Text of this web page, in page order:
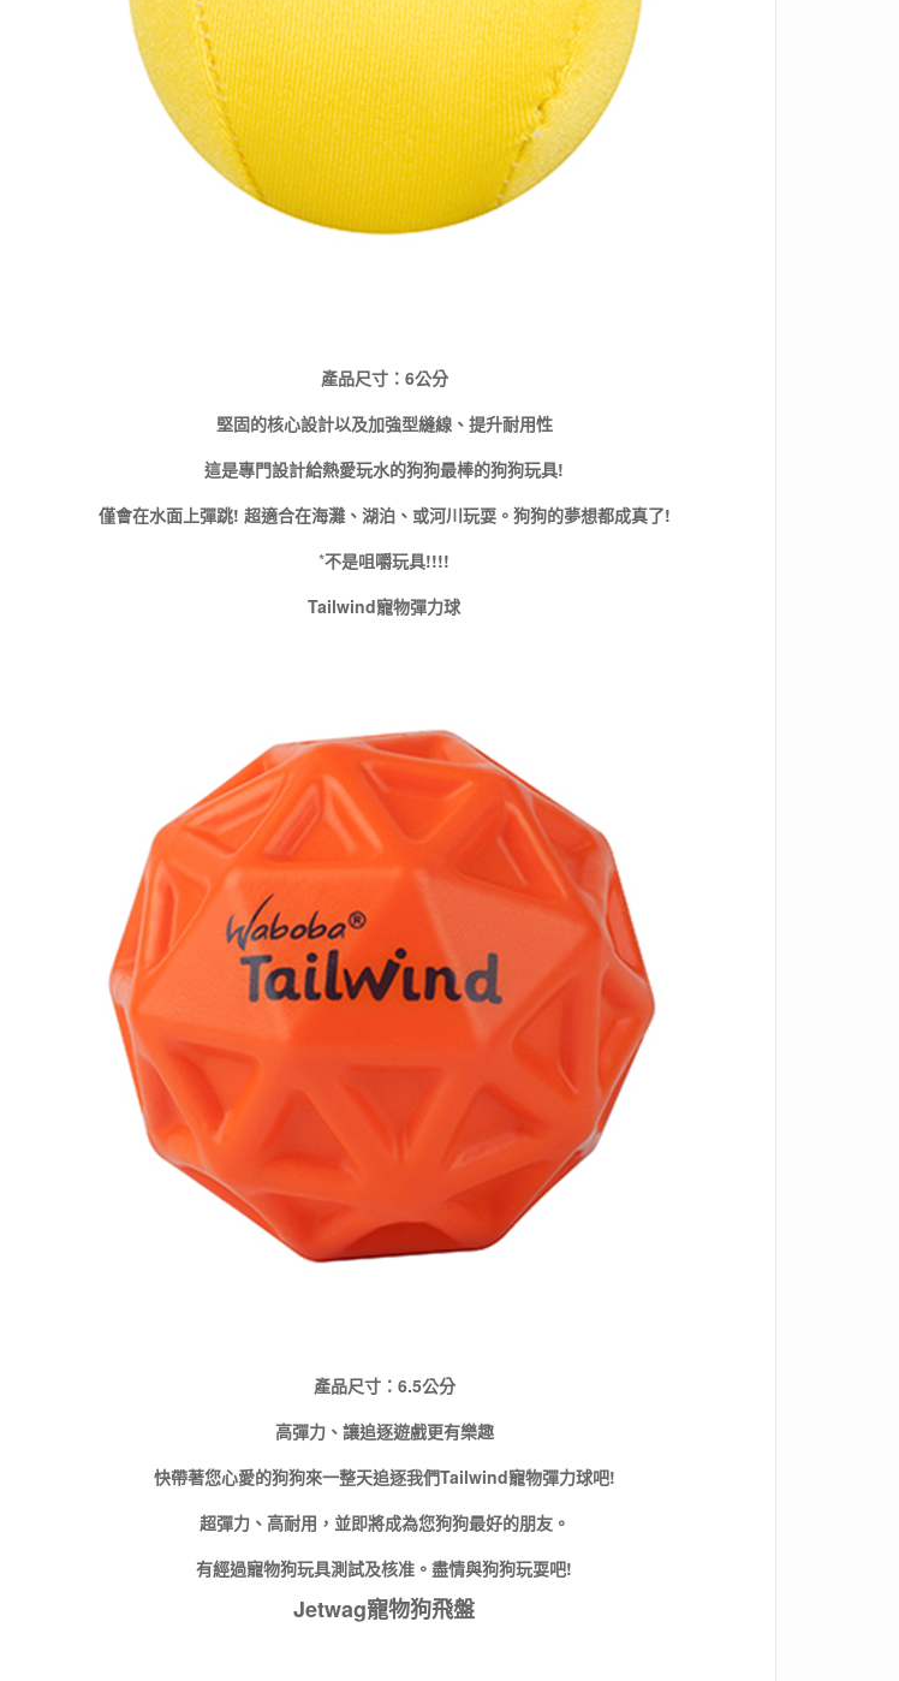
產品尺寸：6公分
堅固的核心設計以及加強型縫線、提升耐用性
這是專門設計給熱愛玩水的狗狗最棒的狗狗玩具!
僅會在水面上彈跳! 超適合在海灘、湖泊、或河川玩耍。狗狗的夢想都成真了!
*不是咀嚼玩具!!!!
Tailwind寵物彈力球
產品尺寸：6.5公分
高彈力、讓追逐遊戲更有樂趣
快帶著您心愛的狗狗來一整天追逐我們Tailwind寵物彈力球吧!
超彈力、高耐用，並即將成為您狗狗最好的朋友。
有經過寵物狗玩具測試及核准。盡情與狗狗玩耍吧!
Jetwag寵物狗飛盤